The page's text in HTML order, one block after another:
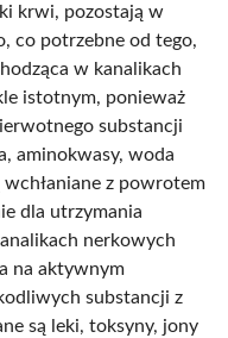
krwi, pozostają w
co potrzebne od tego,
w kanalikach
istotnym, ponieważ
substancji
aminokwasy, woda
z powrotem
dla utrzymania
nerkowych
na aktywnym
substancji z
są leki, toksyny, jony